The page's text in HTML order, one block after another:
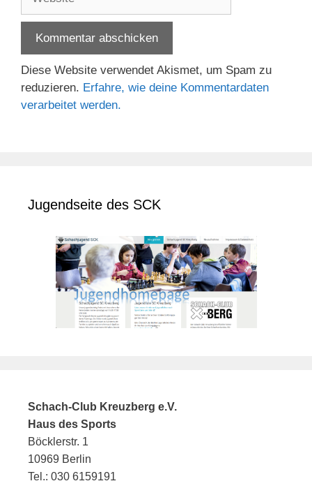
Diese Website verwendet Akismet, um Spam zu
reduzieren. Erfahre, wie deine Kommentardaten
verarbeitet werden.
Jugendseite des SCK
Schach-Club Kreuzberg e.V.
Haus des Sports
Böcklerstr. 1
10969 Berlin
Tel.: 030 6159191